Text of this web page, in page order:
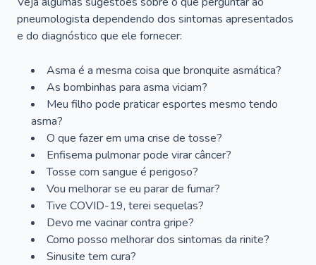
pneumologista dependendo dos sintomas apresentados
e do diagnóstico que ele fornecer:
Asma é a mesma coisa que bronquite asmática?
As bombinhas para asma viciam?
Meu filho pode praticar esportes mesmo tendo
asma?
O que fazer em uma crise de tosse?
Enfisema pulmonar pode virar câncer?
Tosse com sangue é perigoso?
Vou melhorar se eu parar de fumar?
Tive COVID-19, terei sequelas?
Devo me vacinar contra gripe?
Como posso melhorar dos sintomas da rinite?
Sinusite tem cura?